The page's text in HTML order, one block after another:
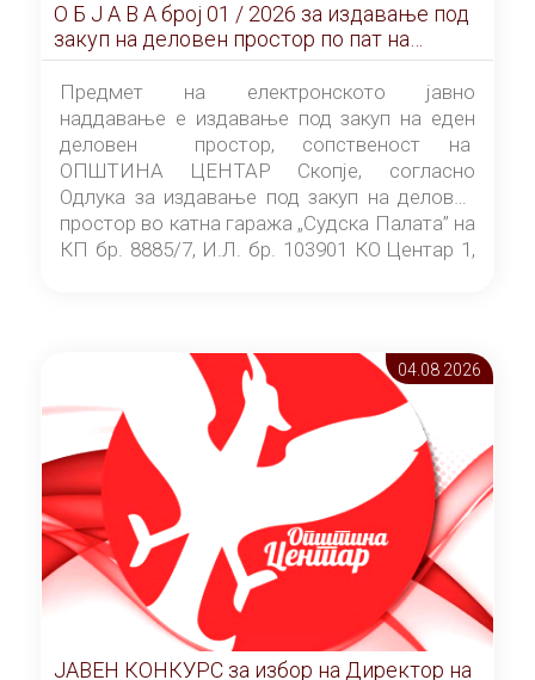
О Б Ј А В А брoj 01 / 2026 за издавање под
закуп на деловен простор по пат на
ЕЛЕКТРОНСКО ЈАВНО НАДДАВАЊЕ
Предмет на електронското јавно
наддавање е издавање под закуп на еден
деловен простор, сопственост на
ОПШТИНА ЦЕНТАР Скопје, согласно
Одлука за издавање под закуп на деловен
простор во катна гаража „Судска Палата” на
КП бр. 8885/7, И.Л. бр. 103901 КО Центар 1,
Скопје” број 9/2026), за времетраење од 3
(три) години од денот на потпишувањето на
Договорот за закуп со најповолниот
понудувач.
04.08 2026
ЈАВЕН КОНКУРС за избор на Директор на